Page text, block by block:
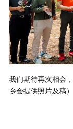
我们期待再次相会
乡会提供照片及稿）